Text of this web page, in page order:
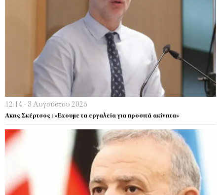
12:14 - 3 Αυγούστου 2026
Ακης Σκέρτσος : «Εχουμε τα εργαλεία για προσιτά ακίνητα»